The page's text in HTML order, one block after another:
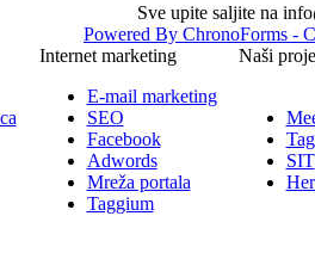
Sve upite saljite na
Powered By ChronoForms -
Internet marketing
Naši
E-mail marketing
SEO
Facebook
Adwords
Mreža portala
Taggium
SIT